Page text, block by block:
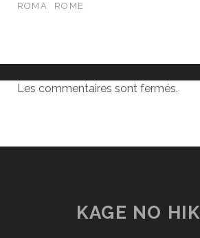
ROMA
ROME
Les commentaires sont fermés.
KAGE NO